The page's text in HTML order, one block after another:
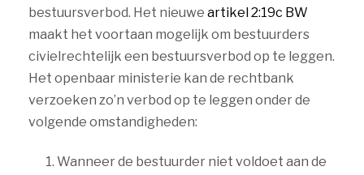
bestuursverbod. Het nieuwe artikel 2:19c BW
maakt het voortaan mogelijk om bestuurders
civielrechtelijk een bestuursverbod op te leggen.
Het openbaar ministerie kan de rechtbank
verzoeken zo’n verbod op te leggen onder de
volgende omstandigheden:
Wanneer de bestuurder niet voldoet aan de